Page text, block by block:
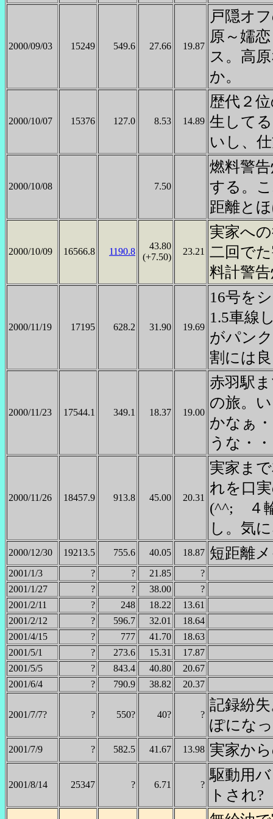
2000/09/03 15249 549.6 27.66 19.87
戸隠オ
原～嬬
ス。高
か。
2000/10/07 15376 127.0 8.53 14.89
歴代２
生して
いし、
2000/10/08 7.50
燃料警
する。
距離と
2000/10/09 16566.8 1190.8
43.80
(+7.50)
23.21
実家へ
二回で
料計警
2000/11/19 17195 628.2 31.90 19.69
16号を
1.5車線
がパン
割には
2000/11/23 17544.1 349.1 18.37 19.00
赤羽駅
の旅。
かなぁ
うな・
2000/11/26 18457.9 913.8 45.00 20.31
実家ま
れを口
(^^; ４
し。気
2000/12/30 19213.5 755.6 40.05 18.87 短距離
2001/1/3 ? ? 21.85
?
2001/1/27
? ? 38.00
?
2001/2/11
? 248 18.22
13.61
2001/2/12
? 596.7 32.01
18.64
2001/4/15
? 777 41.70
18.63
2001/5/1
? 273.6 15.31
17.87
2001/5/5
? 843.4 40.80
20.67
2001/6/4
? 790.9 38.82 20.37
2001/7/7? ? 550? 40? ?
記録紛
ぽにな
2001/7/9 ? 582.5 41.67 13.98 実家か
2001/8/14 25347 ? 6.71 ?
駆動用
トされ?